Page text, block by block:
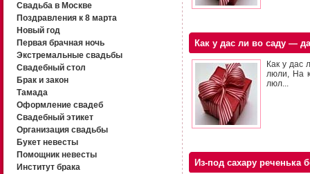
Свадьба в Москве
Поздравления к 8 марта
Новый год
Первая брачная ночь
Экстремальные свадьбы
Свадебный стол
Брак и закон
Тамада
Оформление свадеб
Свадебный этикет
Организация свадьбы
Букет невесты
Помощник невесты
Институт брака
Как у дас ли во саду —
Как у дас
люли, На
люл...
Из-под сахару реченька